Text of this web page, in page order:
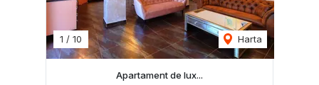
1 / 10 Harta
Apartament de lux...